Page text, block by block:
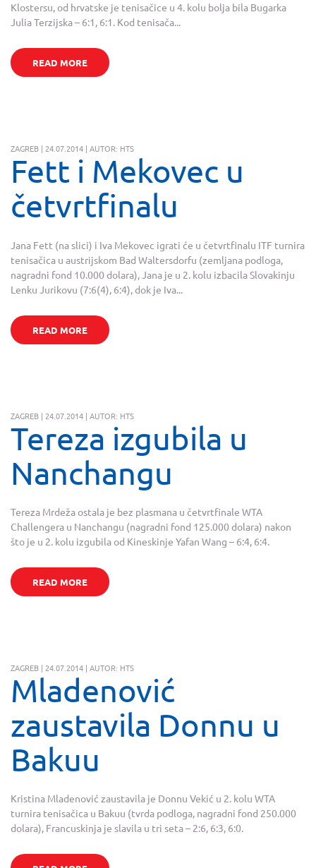
Klostersu, od hrvatske je tenisačice u 4. kolu bolja bila Bugarka
Julia Terzijska – 6:1, 6:1. Kod tenisača...
READ MORE
ZAGREB | 24.07.2014 | AUTOR: HTS
Fett i Mekovec u
četvrtfinalu
Jana Fett (na slici) i Iva Mekovec igrati će u četvrtfinalu ITF turnira
tenisačica u austrijskom Bad Waltersdorfu (zemljana podloga,
nagradni fond 10.000 dolara), Jana je u 2. kolu izbacila Slovakinju
Lenku Jurikovu (7:6(4), 6:4), dok je Iva...
READ MORE
ZAGREB | 24.07.2014 | AUTOR: HTS
Tereza izgubila u
Nanchangu
Tereza Mrdeža ostala je bez plasmana u četvrtfinale WTA
Challengera u Nanchangu (nagradni fond 125.000 dolara) nakon
što je u 2. kolu izgubila od Kineskinje Yafan Wang – 6:4, 6:4.
READ MORE
ZAGREB | 24.07.2014 | AUTOR: HTS
Mladenović
zaustavila Donnu u
Bakuu
Kristina Mladenović zaustavila je Donnu Vekić u 2. kolu WTA
turnira tenisačica u Bakuu (tvrda podloga, nagradni fond 250.000
dolara), Francuskinja je slavila u tri seta – 2:6, 6:3, 6:0.